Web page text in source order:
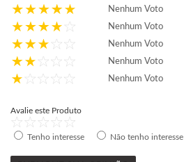
Nenhum Voto
Nenhum Voto
Nenhum Voto
Nenhum Voto
Nenhum Voto
Avalie este Produto
Tenho interesse Não tenho interesse